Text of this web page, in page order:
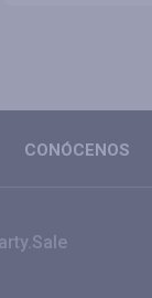
CONÓCENOS